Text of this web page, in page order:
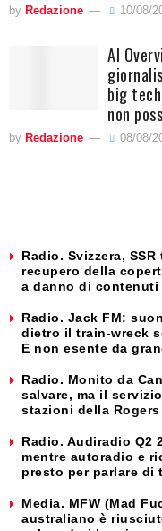
by Redazione 10/08/
AI
big
non
by Redazione 08/08/
Radio. Svizzera,
recupero della
a danno di contenuti
Radio. Jack FM:
dietro il train-wreck
E non esente da
Radio. Monito da
salvare, ma il
stazioni della
Radio. Audiradio Q2
mentre autoradio e
presto per parlare di
Media. MFW (Mad
australiano è